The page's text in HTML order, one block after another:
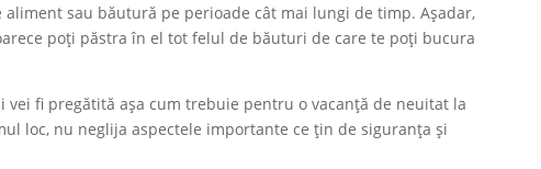
sau băutură pe perioade cât mai lungi de timp. Așadar,
poți păstra în el tot felul de băuturi de care te poți bucura
fi pregătită așa cum trebuie pentru o vacanță de neuitat la
loc, nu neglija aspectele importante ce țin de siguranța și